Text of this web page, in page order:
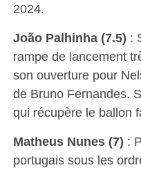
2024.
João Palhinha (7.5) :
rampe de lancement
son ouverture pour
de Bruno Fernandes.
qui récupère le ballon
Matheus Nunes (7) :
portugais sous les